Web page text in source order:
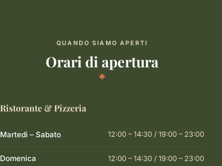
QUANDO SIAMO APERTI
Orari di apertura
Ristorante & Pizzeria
Martedì – Sabato 12:00 – 14:30 / 19:00 – 23:00
Domenica 12:00 – 14:30 / 19:00 – 23:00